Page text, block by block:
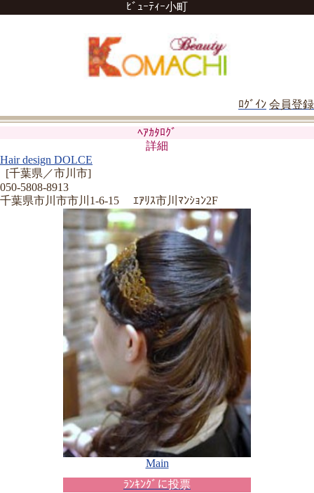
ﾋﾞｭｰﾃｨｰ小町
ﾛｸﾞｲﾝ 会員登録
ﾍｱｶﾀﾛｸﾞ
詳細
Hair design DOLCE
[千葉県／市川市]
050-5808-8913
千葉県市川市市川1-6-15 ｴｱﾘｽ市川ﾏﾝｼｮﾝ2F
Main
ﾗﾝｷﾝｸﾞに投票